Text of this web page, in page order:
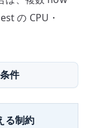
の CPU・
件
る制約